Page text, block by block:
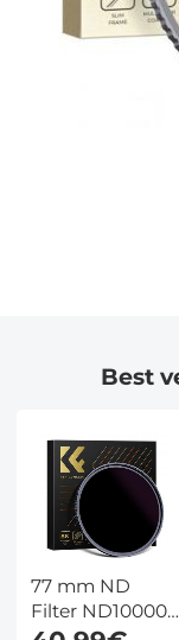
Best
77 mm ND
Filter ND100000